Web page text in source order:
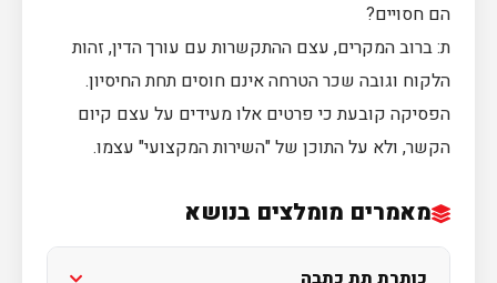
הם חסויים?
ת: ברוב המקרים, עצם ההתקשרות עם עורך הדין, זהות
הלקוח וגובה שכר הטרחה אינם חוסים תחת החיסיון.
הפסיקה קובעת כי פרטים אלו מעידים על עצם קיום
הקשר, ולא על התוכן של "השירות המקצועי" עצמו.
מאמרים מומלצים בנושא